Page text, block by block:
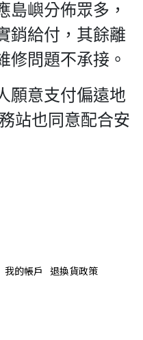
島嶼分佈眾多，
銷給付，其餘離
修問題不承接。
願意支付偏遠地
站也同意配合安
我的帳戶
退換貨政策